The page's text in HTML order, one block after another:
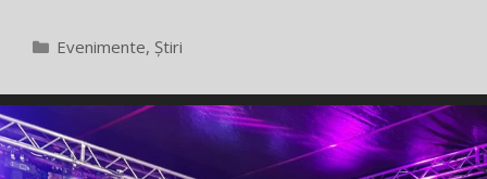
Categorii
Evenimente, Știri